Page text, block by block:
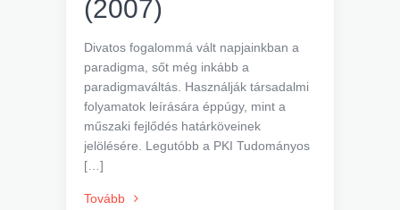
(2007)
Divatos fogalommá vált napjainkban a
paradigma, sőt még inkább a
paradigmaváltás. Használják társadalmi
folyamatok leírására éppúgy, mint a
műszaki fejlődés határköveinek
jelölésére. Legutóbb a PKI Tudományos
[…]
Tovább